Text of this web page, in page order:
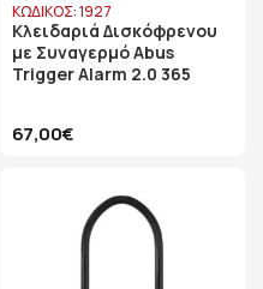
ΚΩΔΙΚΟΣ: 1927
Κλειδαριά Δισκόφρενου
με Συναγερμό Abus
Trigger Alarm 2.0 365
67,00€